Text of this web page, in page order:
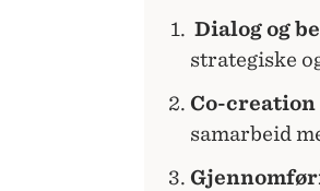
Dialog og
strategiske
Co-creation
samarbeid